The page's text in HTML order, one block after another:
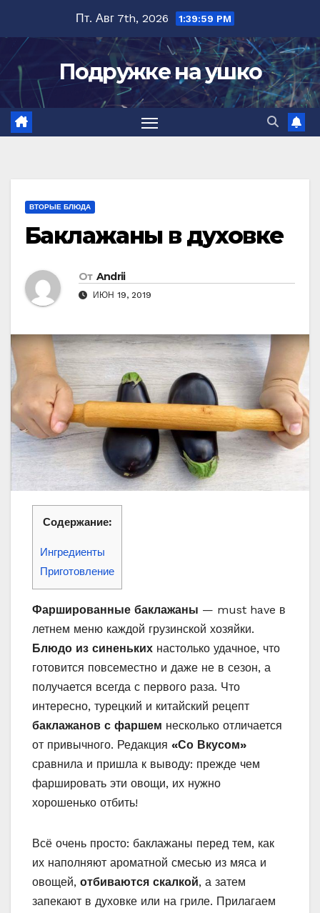
содержимому
Пт. Авг 7th, 2026 1:40:00 PM
Подружке на ушко
ВТОРЫЕ БЛЮДА
Баклажаны в духовке
От Andrii
ИЮН 19, 2019
Содержание:
Ингредиенты
Приготовление
Фаршированные баклажаны — must have в
летнем меню каждой грузинской хозяйки.
Блюдо из синеньких настолько удачное, что
готовится повсеместно и даже не в сезон, а
получается всегда с первого раза. Что
интересно, турецкий и китайский рецепт
баклажанов с фаршем несколько отличается
от привычного. Редакция «Со Вкусом»
сравнила и пришла к выводу: прежде чем
фаршировать эти овощи, их нужно
хорошенько отбить!
Всё очень просто: баклажаны перед тем, как
их наполняют ароматной смесью из мяса и
овощей, отбиваются скалкой, а затем
запекают в духовке или на гриле. Прилагаем